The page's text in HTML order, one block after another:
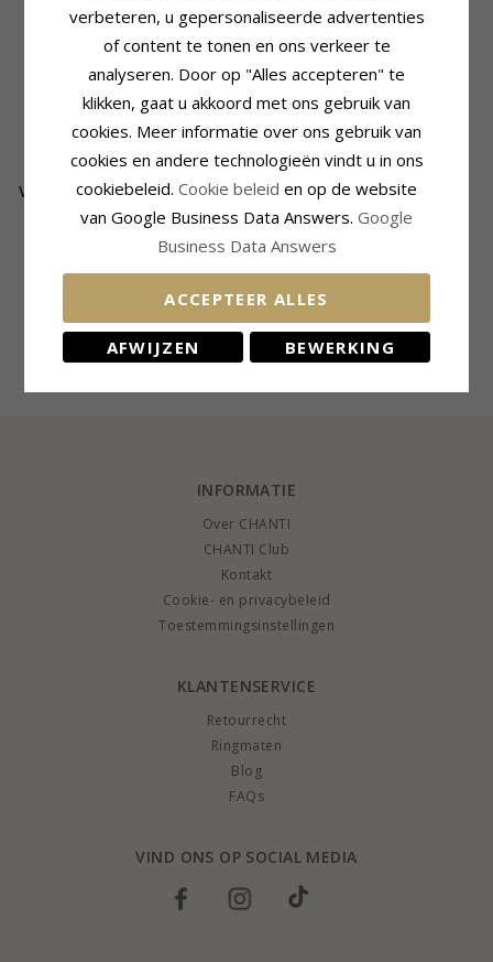
Verzamelmonster Scrouples
bolletje oorbellen in zilver
INFORMATIE
Over CHANTI
CHANTI Club
Kontakt
Cookie- en privacybeleid
Toestemmingsinstellingen
KLANTENSERVICE
Retourrecht
Ringmaten
Blog
FAQs
VIND ONS OP SOCIAL MEDIA
verbeteren, u gepersonaliseerde advertenties
of content te tonen en ons verkeer te
analyseren. Door op "Alles accepteren" te
klikken, gaat u akkoord met ons gebruik van
cookies. Meer informatie over ons gebruik van
cookies en andere technologieën vindt u in ons
cookiebeleid. Cookie beleid en op de website
van Google Business Data Answers. Google
Business Data Answers
ACCEPTEER ALLES
AFWIJZEN BEWERKING